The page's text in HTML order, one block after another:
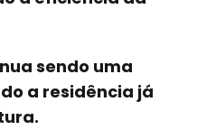
sendo uma
a residência já